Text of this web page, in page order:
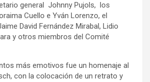
general Johnny Pujols, los
Cuello e Yván Lorenzo, el
David Fernández Mirabal, Lidio
y otros miembros del Comité
más emotivos fue un homenaje al
con la colocación de un retrato y